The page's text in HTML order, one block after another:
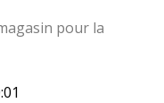
pour la